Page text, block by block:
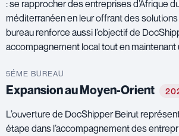
: se rapprocher des entreprises d’Afrique
méditerranéen en leur offrant des
bureau renforce aussi l’objectif de
accompagnement local tout en
5ÉME BUREAU
Expansion au Moyen-Orient
L’ouverture de DocShipper Beirut
étape dans l’accompagnement des